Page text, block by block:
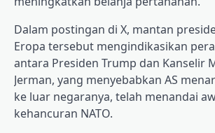
Dalam postingan di X, mantan
Eropa tersebut mengindikasikan
antara Presiden Trump dan Kanselir
Jerman, yang menyebabkan AS
ke luar negaranya, telah menandai
kehancuran NATO.